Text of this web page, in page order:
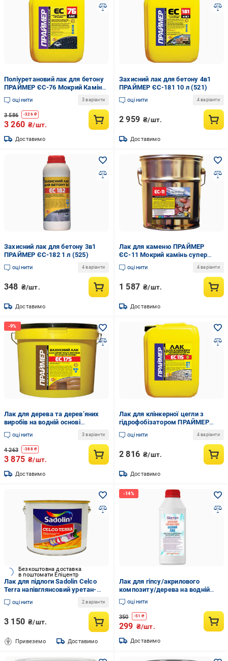
Поліуретановий лак для бетону
ПPAЙМEP ЄС-76 Мокрий Камінь
Еталон 5 л (469)
оцінити 3 варіанти
3 586 -326₴
3 260 ₴/шт.
Доставимо
Захисний лак для бетону 4в1
ПPAЙМEP ЄС-181 10 л (521)
оцінити 4 варіанти
2 959 ₴/шт.
Доставимо
Захисний лак для бетону 3в1
ПPAЙМEP ЄС-182 1 л (525)
оцінити 4 варіанти
348 ₴/шт.
Доставимо
Лак для каменю ПPAЙМEP
ЄС-11 Мокрий камінь супер
напівглянсовий 3 л (209)
оцінити 4 варіанти
1 587 ₴/шт.
Доставимо
Лак для дерева та дерев’яних
виробів на водній основі
ПPAЙМEP ЄС-175 10 л
напівглянсовий (675-16-16)
оцінити 3 варіанти
4 263 -388₴
3 875 ₴/шт.
Доставимо
Лак для клінкерної цегли з
гідрофобізатором ПPAЙМEP
ЄС-115 Мокрий Камінь 5 л
напівглянсовий (669-16-16)
оцінити 4 варіанти
2 816 ₴/шт.
Доставимо
Безкоштовна доставка
в поштомати Епіцентр
Лак для підлоги Sadolin Celco
Terra напівглянсовий уретан-
алкідний стійкий до зносу 2,5 л
Прозорий (1823194105)
оцінити 2 варіанти
3 150 ₴/шт.
Привеземо Доставимо
Лак для гіпсу/акрилового
композиту/дерева на водній
основі матовий Skoven 0,5 кг
оцінити
350 -51 ₴
299 ₴/шт.
Доставимо